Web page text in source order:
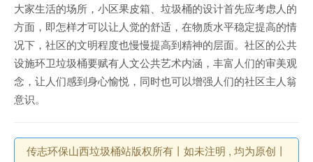
大家生活的场所，小区果皮箱、垃圾桶的设计首先应考虑人的
方面，即怎样才可以让人觉的舒适，在物质水平稳定提高的情
况下，社区的文明程度也慢慢提高到精神的层面。社区的公共
设施环卫垃圾桶要赋有人文公共艺术内涵，丰富人们的审美观
念，让人们感到身心愉悦，同时也可以增强人们的社区主人翁
意识。
传志环保山西垃圾桶站版权所有丨如未注明 , 均为原创丨